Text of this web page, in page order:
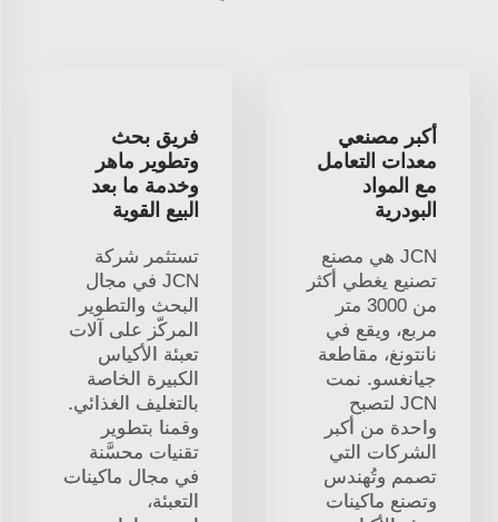
أكبر مصنعي
معدات التعامل
مع المواد
البودرية
JCN هي مصنع
تصنيع يغطي أكثر
من 3000 متر
مربع، ويقع في
نانتونغ، مقاطعة
جيانغسو. نمت
JCN لتصبح
واحدة من أكبر
الشركات التي
تصمم وتُهندس
وتصنع ماكينات
فريق بحث
وتطوير ماهر
وخدمة ما بعد
البيع القوية
تستثمر شركة
JCN في مجال
البحث والتطوير
المركّز على آلات
تعبئة الأكياس
الكبيرة الخاصة
بالتغليف الغذائي.
وقمنا بتطوير
تقنيات محسَّنة
في مجال ماكينات
التعبئة،